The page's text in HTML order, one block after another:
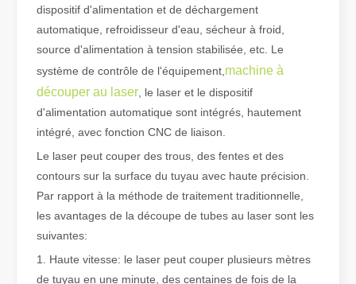
La découpe laser du métal est une méthode de précision
dispositif d'alimentation et de déchargement
automatique, refroidisseur d'eau, sécheur à froid,
source d'alimentation à tension stabilisée, etc. Le
système de contrôle de l'équipement, machine à
découper au laser , le laser et le dispositif
d'alimentation automatique sont intégrés, hautement
intégré, avec fonction CNC de liaison.
Le laser peut couper des trous, des fentes et des
contours sur la surface du tuyau avec haute précision.
Par rapport à la méthode de traitement traditionnelle,
les avantages de la découpe de tubes au laser sont les
suivantes:
1. Haute vitesse: le laser peut couper plusieurs mètres
de tuyau en une minute, des centaines de fois de la